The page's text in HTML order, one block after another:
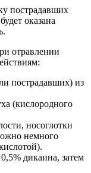
пострадавших
оказана
отравлении
пострадавших) из
(кислородного
носоглотки
немного
дикаина, затем